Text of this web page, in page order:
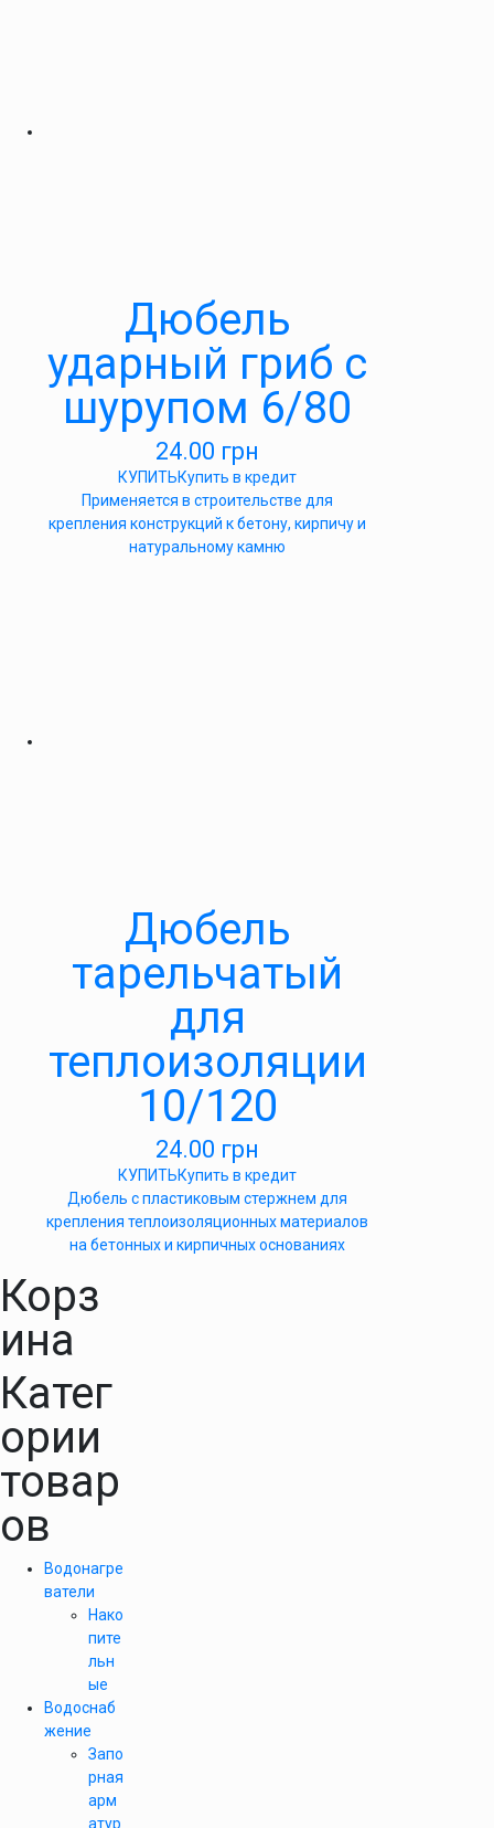
Дюбель
ударный гриб с
шурупом 6/80
24.00 грн
КУПИТЬКупить в кредит
Применяется в строительстве для
крепления конструкций к бетону, кирпичу и
натуральному камню
Дюбель
тарельчатый
для
теплоизоляции
10/120
24.00 грн
КУПИТЬКупить в кредит
Дюбель с пластиковым стержнем для
крепления теплоизоляционных материалов
на бетонных и кирпичных основаниях
Корз
ина
Катег
ории
товар
ов
Водонагре
ватели
Нако
пите
льн
ые
Водоснаб
жение
Запо
рная
арм
атур